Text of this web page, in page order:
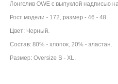
Лонгслив OWE c выпуклой надписью
Рост модели - 172, размер - 46 - 48.
Цвет: Черный.
Состав: 80% - хлопок, 20% - эластан.
Размер: Oversize S - XL.